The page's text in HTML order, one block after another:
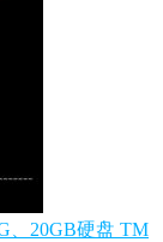
、20GB硬盘 TM